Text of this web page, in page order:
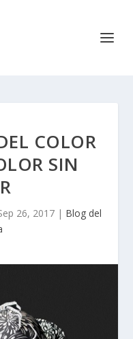
COLOR
SIN
26, 2017 | Blog del